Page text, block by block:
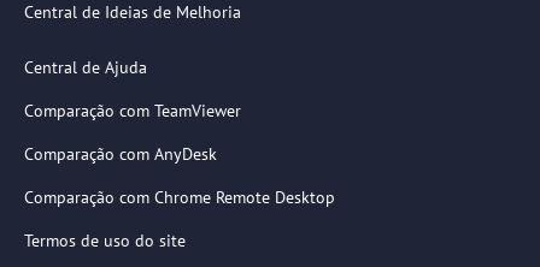
Central de Ideias de Melhoria
Central de Ajuda
Comparação com TeamViewer
Comparação com AnyDesk
Comparação com Chrome Remote Desktop
Termos de uso do site